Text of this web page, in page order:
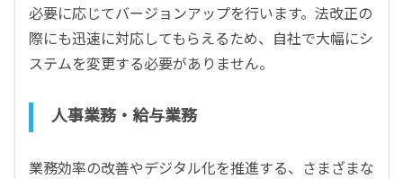
必要に応じてバージョンアップを行います。法改正の
際にも迅速に対応してもらえるため、自社で大幅にシ
ステムを変更する必要がありません。
人事業務・給与業務
業務効率の改善やデジタル化を推進する、さまざまな